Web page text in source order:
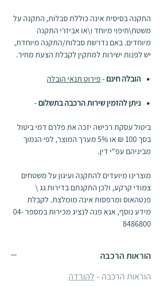
התקנה בסיסית אינה כוללת סבלות, התקנה על
משטח\חיפוי מיוחד ו\או אביזרי התקנה
מיוחדים. באם נדרשת סבלות/התקנה מיוחדת,
יש לפנות ישירות למתקין לקבלת הצעת מחיר.
הובלה חינם-פירוט תנאי הובלה
ניתן להזמין שירות הרכבה בתשלום-
ביטול עסקת רכישה יזכה את פלרם דמי ביטול
בסך 100 ₪ או 5% מערך המוצר, לפי הנמוך
מביניהם עפ"י דין.
מוצרינו מיועדים להתקנה ועיגון על משטחים
צמודי קרקע, ולכן התקנתם בדירות גג \
פנטהאוס ומרפסות אינה מומלצת. לקבלת
מידע נוסף, אנא פנה לנציג מכירות במספר 04-
8486800
הוראות הרכבה
הוראות הרכבה - להורדה